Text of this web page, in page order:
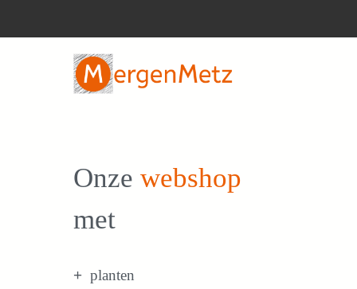
Onze webshop
met
planten